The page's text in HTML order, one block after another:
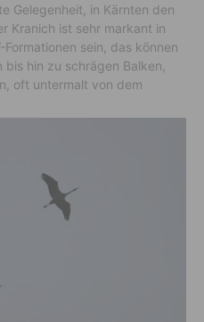
Gelegenheit, in Kärnten den
Kranich ist sehr markant in
sein, das können
hin zu schrägen Balken,
oft untermalt von dem